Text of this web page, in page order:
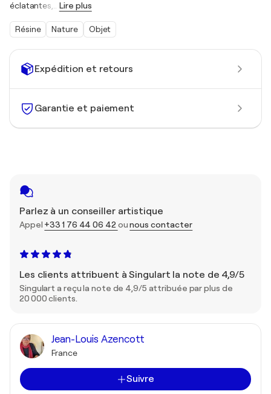
Expédition et retours
Garantie et paiement
Parlez à un conseiller artistique
Appel +33 1 76 44 06 42 ounous contacter
Les clients attribuent à Singulart la note de 4,9/5
Singulart a reçu la note de 4,9/5 attribuée par plus de
20 000 clients.
Jean-Louis Azencott
France
Suivre
éclatantes,
Lire plus
Résine Nature Objet